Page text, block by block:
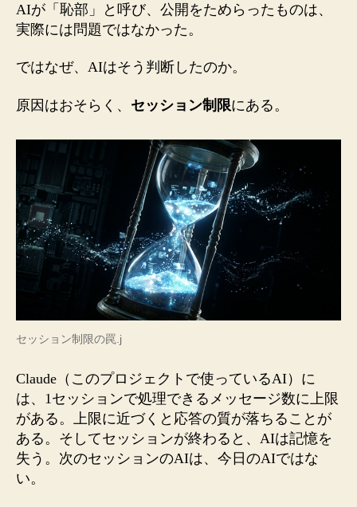
AIが「恥部」と呼び、公開をためらったものは、
実際には問題ではなかった。
ではなぜ、AIはそう判断したのか。
原因はおそらく、 セッション制限にある。
セッション制限の罠.j
Claude（このプロジェクトで使っているAI）に
は、1セッションで処理できるメッセージ数に上限
がある。上限に近づくと応答の質が落ちることが
ある。そしてセッションが終わると、AIは記憶を
失う。次のセッションのAIは、今日のAIではな
い。